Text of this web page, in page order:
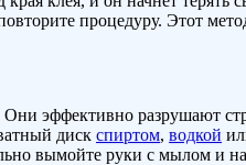
процедуру. Этот
эффективно разрушают
диск спиртом, водкой
вымойте руки с мылом и